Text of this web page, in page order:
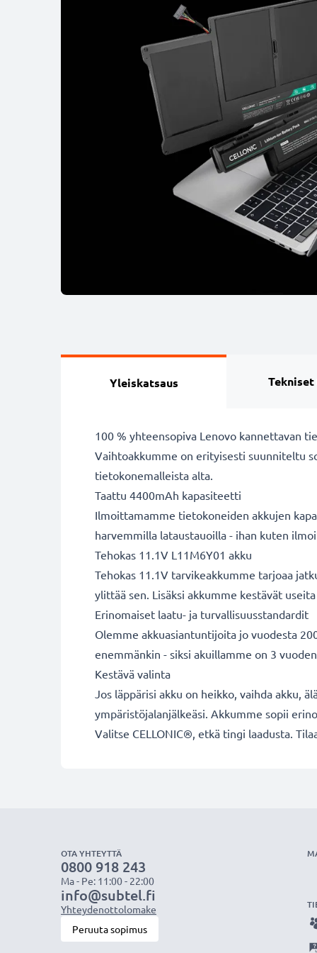
Yleiskatsaus
100 % yhteensopiva Lenovo kannettavan
Vaihtoakkumme on erityisesti suunniteltu
tietokonemalleista alta.
Taattu 4400mAh kapasiteetti
Ilmoittamamme tietokoneiden akkujen
harvemmilla lataustauoilla - ihan kuten
Tehokas 11.1V L11M6Y01 akku
Tehokas 11.1V tarvikeakkumme tarjoaa
ylittää sen. Lisäksi akkumme kestävät useita
Erinomaiset laatu- ja turvallisuusstandardit
Olemme akkuasiantuntijoita jo vuodesta
enemmänkin - siksi akuillamme on 3 vuoden
Kestävä valinta
Jos läppärisi akku on heikko, vaihda akku,
ympäristöjalanjälkeäsi. Akkumme sopii
Valitse CELLONIC®, etkä tingi laadusta.
OTA YHTEYTTÄ
0800 918 243
Ma - Pe: 11:00 - 22:00
info@subtel.fi
Yhteydenottolomake
Peruuta sopimus